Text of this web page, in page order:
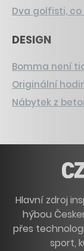
Dva golfisti, co
DESIGN
Bomma není
Originální
Nábytek z
Hlavní zdroj
hýbou
přes
sport,